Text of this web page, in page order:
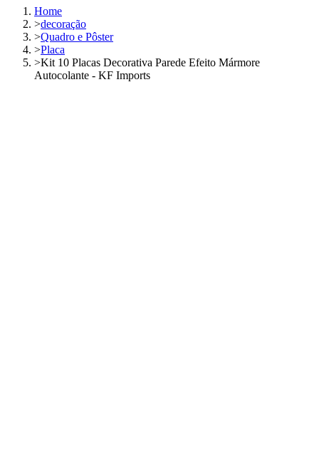
Home
>decoração
>Quadro e Pôster
>Placa
>Kit 10 Placas Decorativa Parede Efeito Mármore
Autocolante - KF Imports